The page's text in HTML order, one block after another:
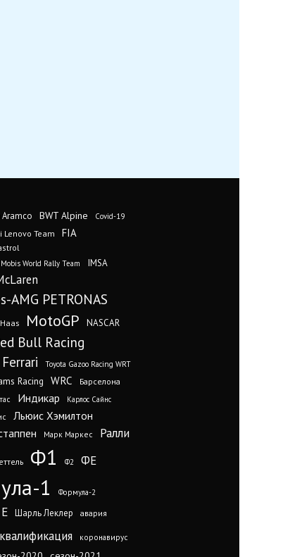
BWT Alpine Covid-19
Lenovo Team FIA
World Rally Team IMSA
AMG PETRONAS
MotoGP NASCAR
Bull Racing
Toyota Gazoo Racing WRT
Racing WRC
Барселона
Индикар Карлос Сайнс
Льюис Хэмилтон
Марк Маркес Ралли
Ф1 Ф2 ФЕ
1 Формула-2
Шарль Леклер авария
квалификация коронавирус